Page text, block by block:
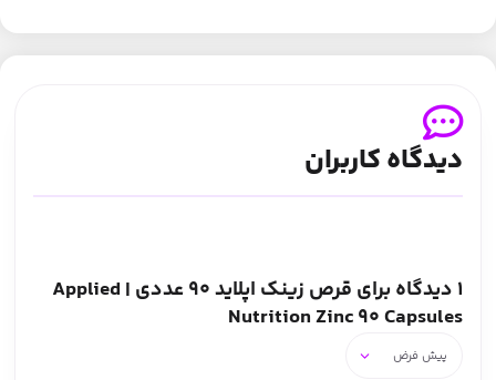
دیدگاه کاربران
1 دیدگاه برای
قرص زینک اپلاید 90 عددی | Applied
Nutrition Zinc 90 Capsules